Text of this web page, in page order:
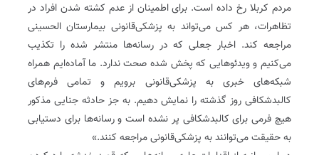
مردم کربلا رخ داده است. برای اطمینان از عدم کشته شدن افراد در
تظاهرات، هر کس می‌تواند به پزشکی‌قانونی بیمارستان الحسینی
مراجعه کند. اخبار جعلی که در رسانه‌ها منتشر شده را تکذیب
می‌کنیم و ویدئوهایی که پخش شده صحت ندارد. ما آماده‌ایم همراه
شبکه‌های خبری به پزشکی‌قانونی برویم و تمامی فرم‌های
کالبدشکافی روز گذشته را نمایش دهیم. به جز حادثه جنایی مذکور
هیچ فرمی برای کالبدشکافی پر نشده است و رسانه‌ها برای دستیابی
به حقیقت می‌توانند به پزشکی‌قانونی مراجعه کنند.»